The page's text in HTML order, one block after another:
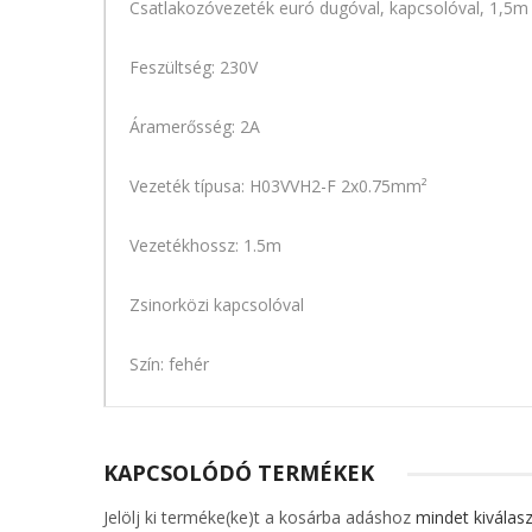
Csatlakozóvezeték euró dugóval, kapcsolóval,
Feszültség: 230V
Áramerősség: 2A
Vezeték típusa: H03VVH2-F 2x0.75mm²
Vezetékhossz: 1.5m
Zsinorközi kapcsolóval
Szín: fehér
KAPCSOLÓDÓ TERMÉKEK
Jelölj ki terméke(ke)t a kosárba adáshoz mindet